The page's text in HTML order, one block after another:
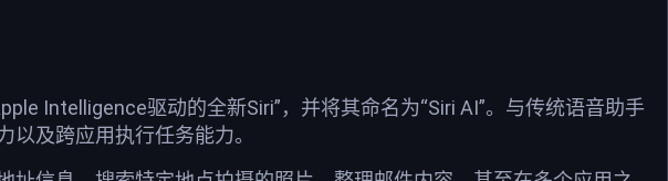
Intelligence驱动的全新Siri”，并将其命名为“Siri AI”。与传统语音助手
及跨应用执行任务能力。